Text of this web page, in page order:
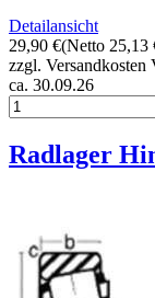
Detailansicht
29,90 €(Netto 25,13
zzgl. Versandkosten
ca. 30.09.26
Radlager